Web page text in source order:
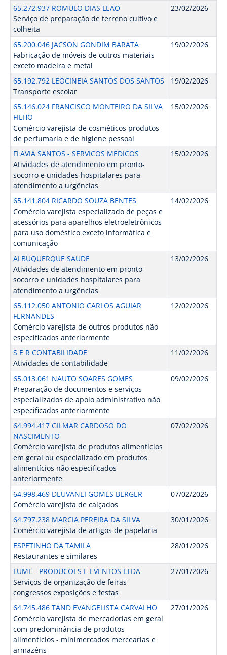
65.272.937 ROMULO DIAS LEAO
Serviço de preparação de terreno cultivo e
colheita
23/02/2026
65.200.046 JACSON GONDIM BARATA
Fabricação de móveis de outros materiais
exceto madeira e metal
19/02/2026
65.192.792 LEOCINEIA SANTOS DOS SANTOS
Transporte escolar
19/02/2026
65.146.024 FRANCISCO MONTEIRO DA SILVA
FILHO
Comércio varejista de cosméticos produtos
de perfumaria e de higiene pessoal
15/02/2026
FLAVIA SANTOS - SERVICOS MEDICOS
Atividades de atendimento em pronto-
socorro e unidades hospitalares para
atendimento a urgências
15/02/2026
65.141.804 RICARDO SOUZA BENTES
Comércio varejista especializado de peças e
acessórios para aparelhos eletroeletrônicos
para uso doméstico exceto informática e
comunicação
14/02/2026
ALBUQUERQUE SAUDE
Atividades de atendimento em pronto-
socorro e unidades hospitalares para
atendimento a urgências
13/02/2026
65.112.050 ANTONIO CARLOS AGUIAR
FERNANDES
Comércio varejista de outros produtos não
especificados anteriormente
12/02/2026
S E R CONTABILIDADE
Atividades de contabilidade
11/02/2026
65.013.061 NAUTO SOARES GOMES
Preparação de documentos e serviços
especializados de apoio administrativo não
especificados anteriormente
09/02/2026
64.994.417 GILMAR CARDOSO DO
NASCIMENTO
Comércio varejista de produtos alimentícios
em geral ou especializado em produtos
alimentícios não especificados
anteriormente
07/02/2026
64.998.469 DEUVANEI GOMES BERGER
Comércio varejista de calçados
07/02/2026
64.797.238 MARCIA PEREIRA DA SILVA
Comércio varejista de artigos de papelaria
30/01/2026
ESPETINHO DA TAMILA
Restaurantes e similares
28/01/2026
LUME - PRODUCOES E EVENTOS LTDA
Serviços de organização de feiras
congressos exposições e festas
27/01/2026
64.745.486 TAND EVANGELISTA CARVALHO
Comércio varejista de mercadorias em geral
com predominância de produtos
alimentícios - minimercados mercearias e
armazéns
27/01/2026